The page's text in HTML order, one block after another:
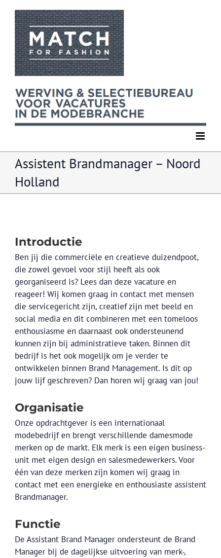
inhoud
Assistent Brandmanager – Noord
Holland
Introductie
Ben jij die commerciële en creatieve duizendpoot,
die zowel gevoel voor stijl heeft als ook
georganiseerd is? Lees dan deze vacature en
reageer! Wij komen graag in contact met mensen
die servicegericht zijn, creatief zijn met beeld en
social media en dit combineren met een tomeloos
enthousiasme en daarnaast ook ondersteunend
kunnen zijn bij administratieve taken. Binnen dit
bedrijf is het ook mogelijk om je verder te
ontwikkelen binnen Brand Management. Is dit op
jouw lijf geschreven? Dan horen wij graag van jou!
Organisatie
Onze opdrachtgever is een internationaal
modebedrijf en brengt verschillende damesmode
merken op de markt. Elk merk is een eigen business-
unit met eigen design en salesmedewerkers. Voor
één van deze merken zijn komen wij graag in
contact met een energieke en enthousiaste assistent
Brandmanager.
Functie
De Assistant Brand Manager ondersteunt de Brand
Manager bij de dagelijkse uitvoering van merk-,